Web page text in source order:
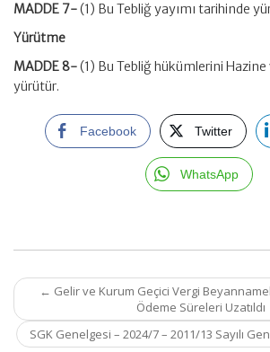
MADDE 7-(1) Bu Tebliğ yayımı tarihinde
Yürütme
MADDE 8-(1) Bu Tebliğ hükümlerini Hazine
yürütür.
Facebook Twitter
WhatsApp
Post
navigation
← Gelir ve Kurum Geçici Vergi
Ödeme Süreleri Uzatıldı
SGK Genelgesi – 2024/7 – 2011/13 Sayılı